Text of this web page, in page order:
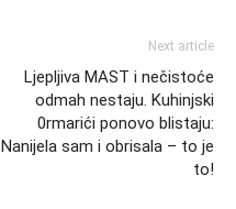
Next article
Ljepljiva MAST i nečistoće
odmah nestaju. Kuhinjski
0rmarići ponovo blistaju:
Nanijela sam i obrisala – to je
to!